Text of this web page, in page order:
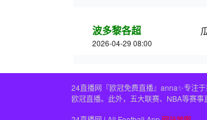
波多黎各超
2026-04-29 08:00
24直播网『欧冠免费直播』anna✨专注
欧冠直播。此外，五大联赛、NBA等赛